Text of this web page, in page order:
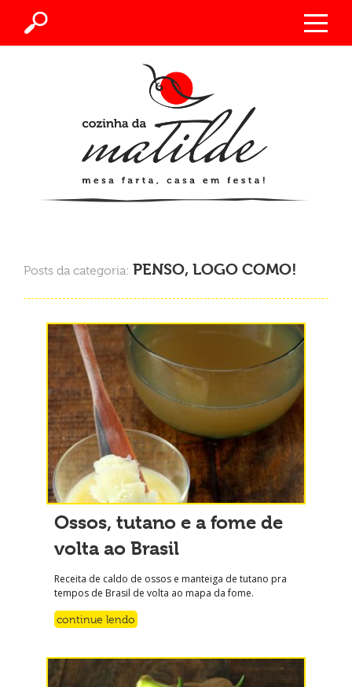
Posts da categoria: PENSO, LOGO COMO!
Ossos, tutano e a fome de
volta ao Brasil
Receita de caldo de ossos e manteiga de tutano pra
tempos de Brasil de volta ao mapa da fome.
continue lendo